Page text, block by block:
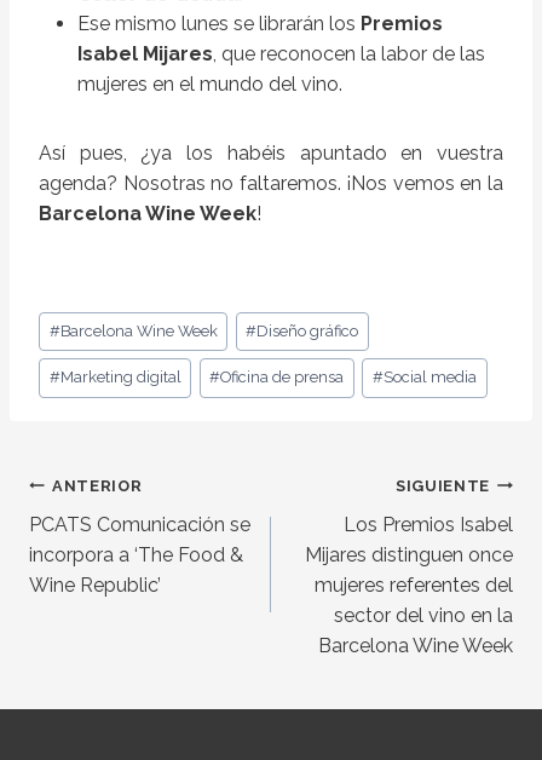
Ese mismo lunes se librarán los Premios
Isabel Mijares , que reconocen la labor de las
mujeres en el mundo del vino.
Así pues, ¿ya los habéis apuntado en vuestra
agenda? Nosotras no faltaremos. ¡Nos vemos en la
Barcelona Wine Week!
Etiquetas
de
la
#Barcelona Wine Week #Diseño gráfico
#Marketing digital #Oficina de prensa #Social media
Post
navigation
ANTERIOR
PCATS Comunicación se
incorpora a ‘The Food &
Wine Republic’
SIGUIENTE
Los Premios Isabel
Mijares distinguen once
mujeres referentes del
sector del vino en la
Barcelona Wine Week